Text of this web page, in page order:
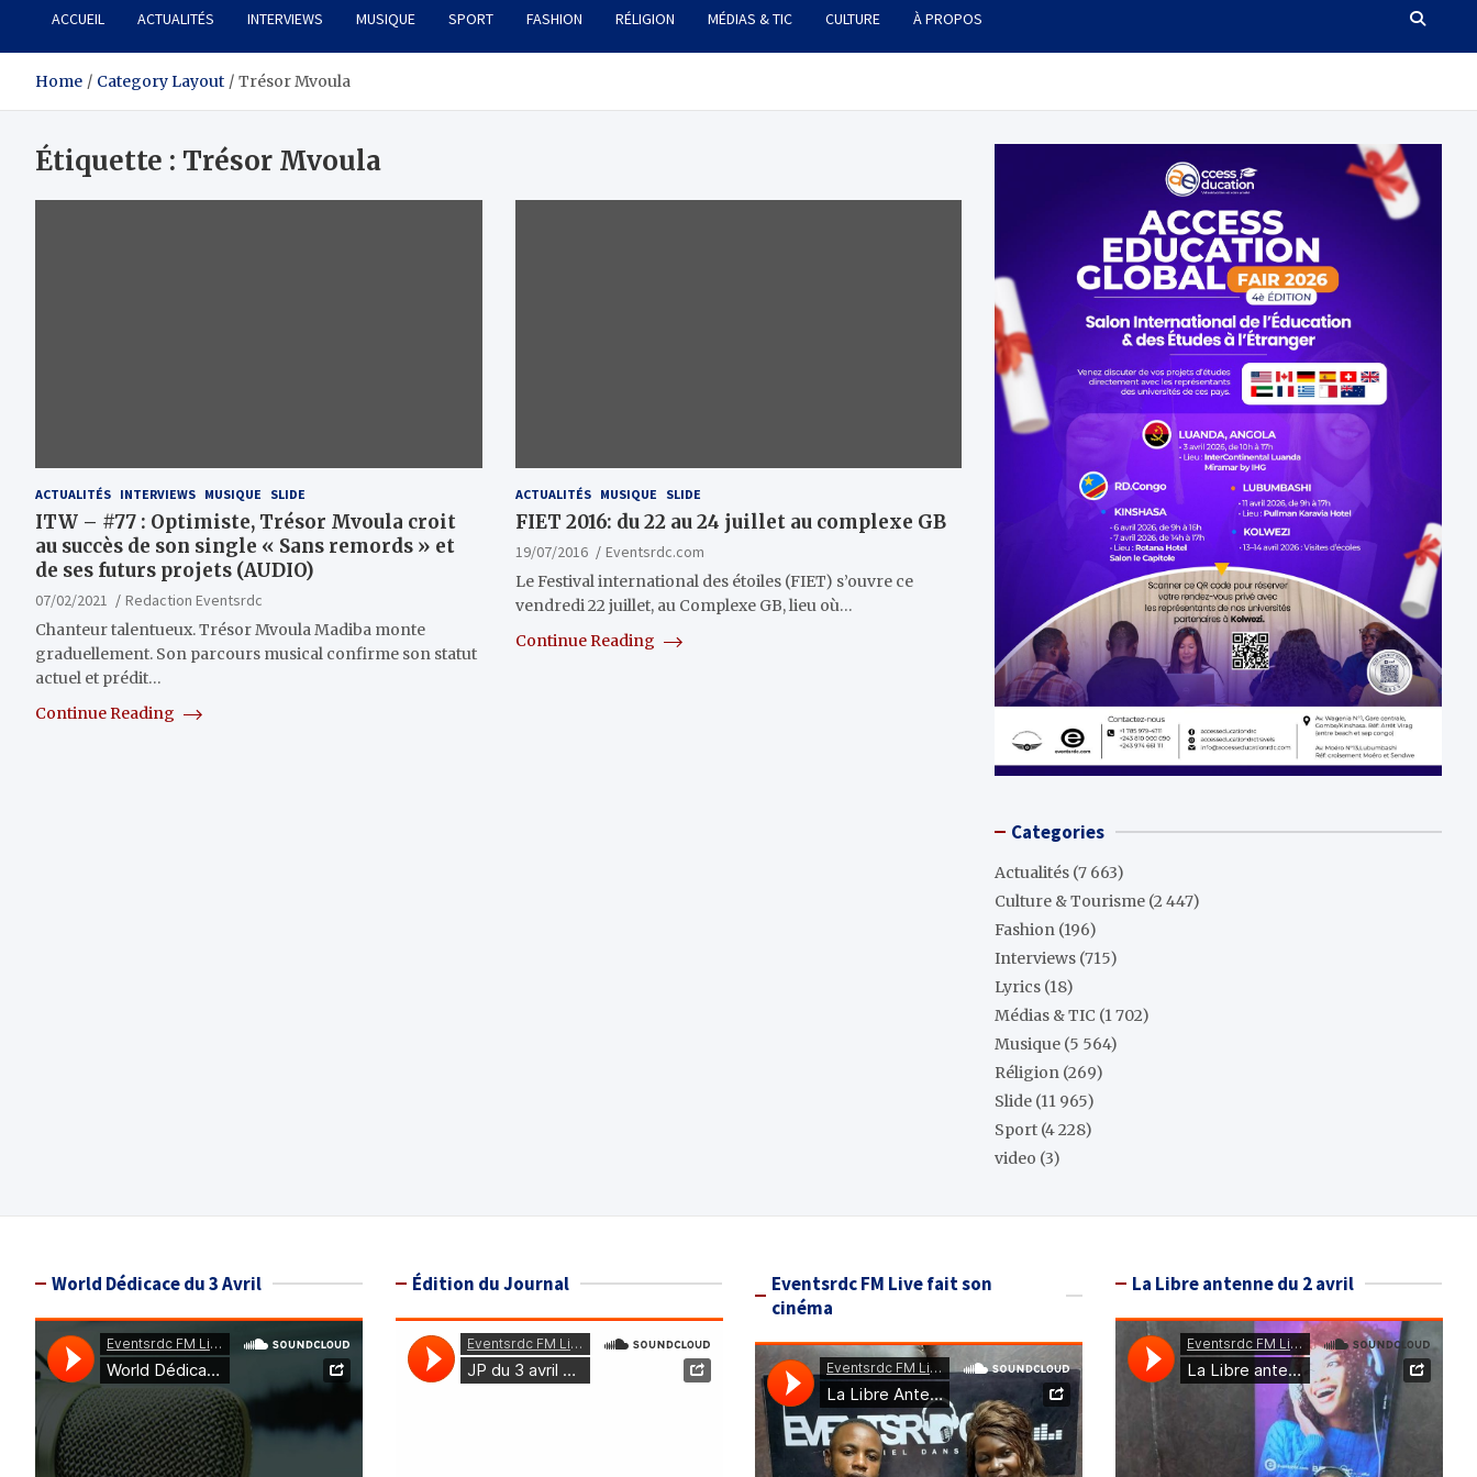
ACCUEIL ACTUALITÉS INTERVIEWS MUSIQUE SPORT FASHION RÉLIGION MÉDIAS & TIC CULTURE À PROPOS
Home Category Layout Trésor Mvoula
Étiquette : Trésor Mvoula
ACTUALITÉS INTERVIEWS MUSIQUE SLIDE
ITW – #77 : Optimiste, Trésor Mvoula croit
au succès de son single « Sans remords » et
de ses futurs projets (AUDIO)
07/02/2021
Redaction Eventsrdc
Chanteur talentueux. Trésor Mvoula Madiba monte
graduellement. Son parcours musical confirme son statut
actuel et prédit…
Continue Reading
ACTUALITÉS MUSIQUE SLIDE
FIET 2016: du 22 au 24 juillet au complexe GB
19/07/2016
Eventsrdc.com
Le Festival international des étoiles (FIET) s’ouvre ce
vendredi 22 juillet, au Complexe GB, lieu où…
Continue Reading
Categories
Actualités (7 663)
Culture & Tourisme (2 447)
Fashion (196)
Interviews (715)
Lyrics (18)
Médias & TIC (1 702)
Musique (5 564)
Réligion (269)
Slide (11 965)
Sport (4 228)
video (3)
World Dédicace du 3 Avril Édition du Journal
Eventsrdc FM Live fait son
cinéma
La Libre antenne du 2 avril